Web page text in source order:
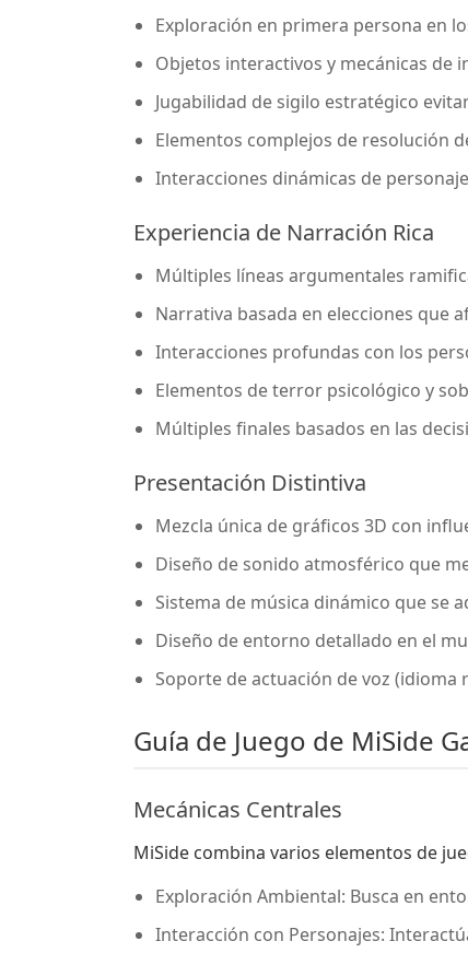
Exploración en primera persona en
Objetos interactivos y mecánicas de
Jugabilidad de sigilo estratégico
Elementos complejos de resolución
Interacciones dinámicas de
Experiencia de Narración Rica
Múltiples líneas argumentales
Narrativa basada en elecciones que
Interacciones profundas con los
Elementos de terror psicológico y
Múltiples finales basados en las
Presentación Distintiva
Mezcla única de gráficos 3D con
Diseño de sonido atmosférico que
Sistema de música dinámico que se
Diseño de entorno detallado en el
Soporte de actuación de voz (idioma
Guía de Juego de MiSide
Mecánicas Centrales
MiSide combina varios elementos de
Exploración Ambiental: Busca en
Interacción con Personajes: